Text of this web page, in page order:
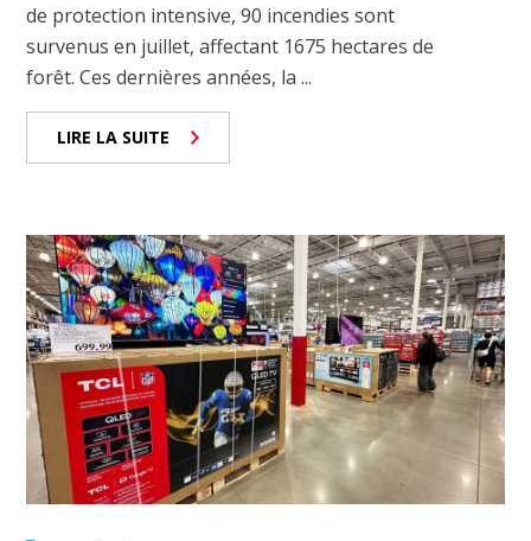
de protection intensive, 90 incendies sont
survenus en juillet, affectant 1675 hectares de
forêt. Ces dernières années, la ...
LIRE LA SUITE